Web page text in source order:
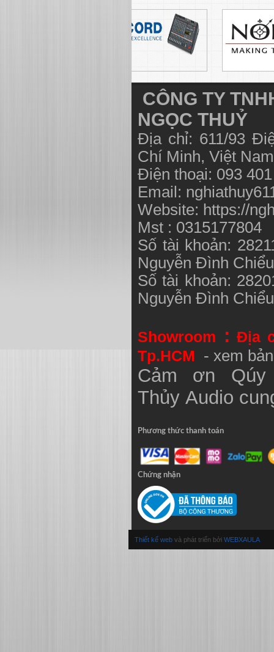
CÔNG TY
NGỌC THUỶ
Địa chỉ: 611/93
Chí Minh, Việt
Điện thoại: 093
Email:
Website: https://
Mst : 0315177804
Số tài khoản:
Nguyễn Đình
Số tài khoản:
Nguyễn Đình
Showroom : Địa
Tp.HCM - xem
Cảm ơn
Thủy Audio
Phương thức thanh toán
Chứng nhận
Thiết kế web và phát triển bởi WEBXAULA